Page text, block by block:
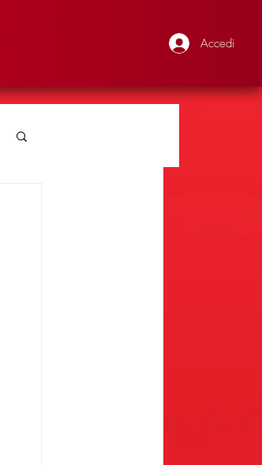
Accedi